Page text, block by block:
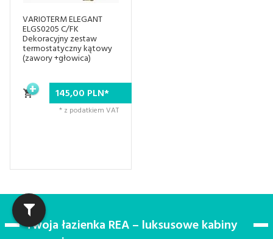
VARIOTERM ELEGANT
ELGS0205 C/FK
Dekoracyjny zestaw
termostatyczny kątowy
(zawory +głowica)
145,00 PLN*
* z podatkiem VAT
Twoja łazienka REA – luksusowe kabiny